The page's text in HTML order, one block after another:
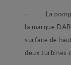
- La pompe
la marque
surface de
deux turbines